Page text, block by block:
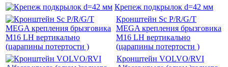
Крепеж подкрылок d=42 мм
Кронштейн Sc P/R/G/T
MEGA крепления брызговика
M16 LH вертикально
(царапины потертости )
Кронштейн VOLVO/RVI